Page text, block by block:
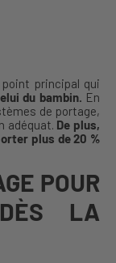
point principal qui
du bambin. En
de portage,
adéquat. De plus,
plus de 20 %
POUR
LA